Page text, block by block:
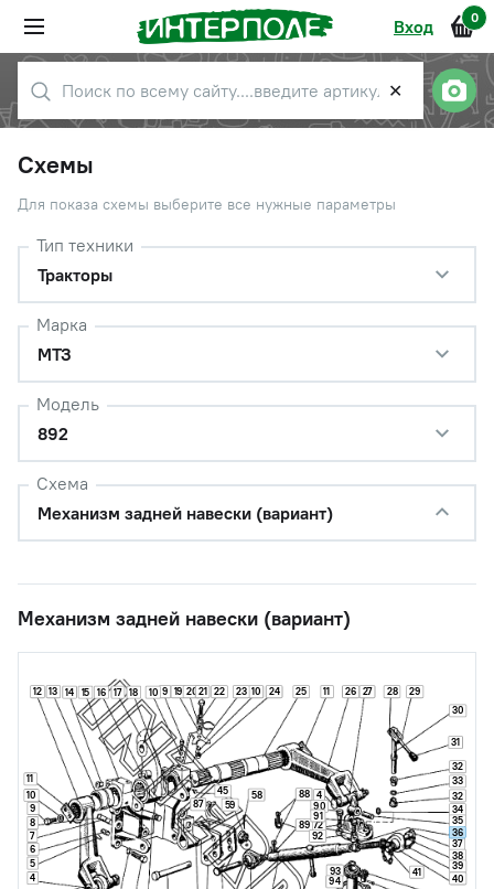
Вход 0
✕
Схемы
Для показа схемы выберите все нужные параметры
Тип техники
Тракторы
Марка
МТЗ
Модель
892
Схема
Механизм задней навески (вариант)
Механизм задней навески (вариант)
4
4
5
6
7
8
9
9
10
10 10
11
11
12 13 14 15 16 17 18 19 20 21 22 23 24 25 26 27 28
29
30
31
32
32
33
34
35
36
37
38
39
40
41
45 58
59
72
87
88
89
90
91
92
93
94